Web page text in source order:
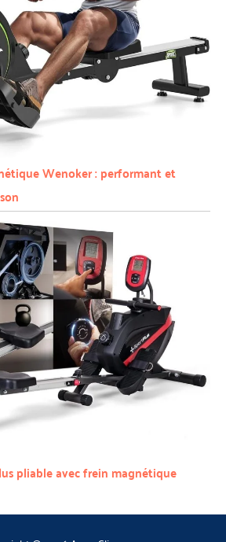
Wenoker : performant et
pliable avec frein magnétique